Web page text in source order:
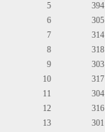
5
394
6
305
7
314
8
318
9
303
10
317
11
304
12
316
13
301